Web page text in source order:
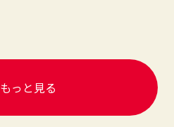
もっと見る